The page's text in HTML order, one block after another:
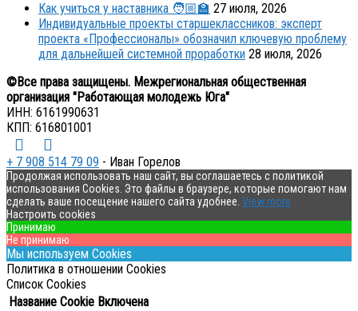
Как учиться у наставника 🧑🏼‍🏫 27 июля, 2026
Индивидуальные проекты старшеклассников: эксперт
проекта «Профессионалы» обозначил ключевую проблему
для дальнейшей системной проработки 28 июля, 2026
©Все права защищены. Межрегиональная общественная
организация "Работающая молодежь Юга"
ИНН: 6161990631
КПП: 616801001
+ 7 908 514 79 09 - Иван Горелов
Продолжая использовать наш сайт, вы соглашаетесь с политикой
использования Cookies. Это файлы в браузере, которые помогают нам
сделать ваше посещение нашего сайта удобнее. View more
Настроить cookies
Принимаю
Не принимаю
Мы используем Cookies
Политика в отношении Cookies
Список Cookies
Название Cookie Включена